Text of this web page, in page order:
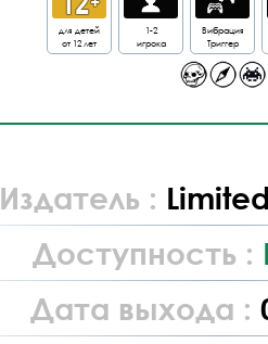
для детей
от 12 лет
1-2
игрока
Вибрация
Триггер
Издатель :
Доступность :
Дата выхода :